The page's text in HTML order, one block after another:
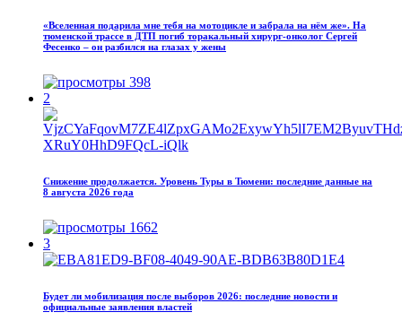
«Вселенная подарила мне тебя на мотоцикле и забрала на нём же». На
тюменской трассе в ДТП погиб торакальный хирург-онколог Сергей
Фесенко – он разбился на глазах у жены
398
2
Снижение продолжается. Уровень Туры в Тюмени: последние данные на
8 августа 2026 года
1662
3
Будет ли мобилизация после выборов 2026: последние новости и
официальные заявления властей